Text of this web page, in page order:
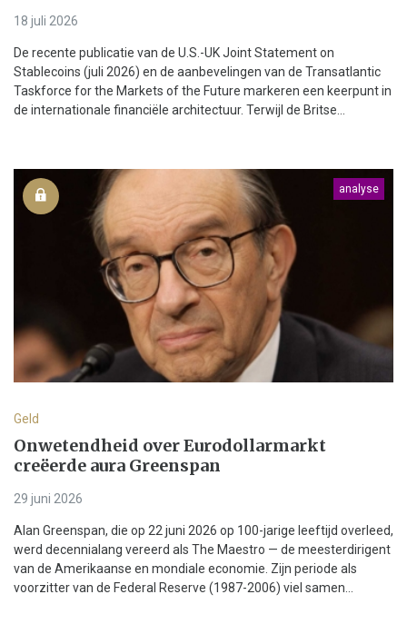
18 juli 2026
De recente publicatie van de U.S.-UK Joint Statement on
Stablecoins (juli 2026) en de aanbevelingen van de Transatlantic
Taskforce for the Markets of the Future markeren een keerpunt in
de internationale financiële architectuur. Terwijl de Britse...
analyse
Geld
Onwetendheid over Eurodollarmarkt
creëerde aura Greenspan
29 juni 2026
Alan Greenspan, die op 22 juni 2026 op 100-jarige leeftijd overleed,
werd decennialang vereerd als The Maestro — de meesterdirigent
van de Amerikaanse en mondiale economie. Zijn periode als
voorzitter van de Federal Reserve (1987-2006) viel samen...